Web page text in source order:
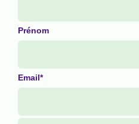
Prénom
Email*